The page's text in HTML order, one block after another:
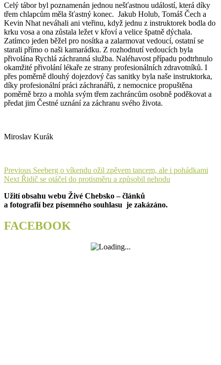
Celý tábor byl poznamenán jednou nešťastnou událostí, která díky
třem chlapcům měla šťastný konec. Jakub Holub, Tomáš Čech a
Kevin Nhat neváhali ani vteřinu, když jednu z instruktorek bodla do
krku vosa a ona zůstala ležet v křoví a velice špatně dýchala.
Zatímco jeden běžel pro nosítka a zalarmovat vedoucí, ostatní se
starali přímo o naši kamarádku. Z rozhodnutí vedoucích byla
přivolána Rychlá záchranná služba. Naléhavost případu podtrhnulo
okamžité přivolání lékaře ze strany profesionálních zdravotníků. I
přes poměrně dlouhý dojezdový čas sanitky byla naše instruktorka,
díky profesionální práci záchranářů, z nemocnice propuštěna
poměrně brzo a mohla svým třem zachráncům osobně poděkovat a
předat jim Čestné uznání za záchranu svého života.
Miroslav Kurák
Navigace
pro
příspěvek
Previous Previous
post:
Seeberg o víkendu ožil zpěvem tancem, ale i pohádkami
Next Next
Řidič se otáčel do protisměru a způsobil nehodu
Užití obsahu webu Živé Chebsko – článků
a fotografií bez písemného souhlasu je zakázáno.
FACEBOOK